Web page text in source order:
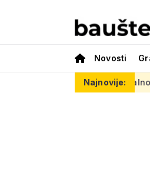
Novosti
Najnovije:
vertikalno selo: Nizozemci